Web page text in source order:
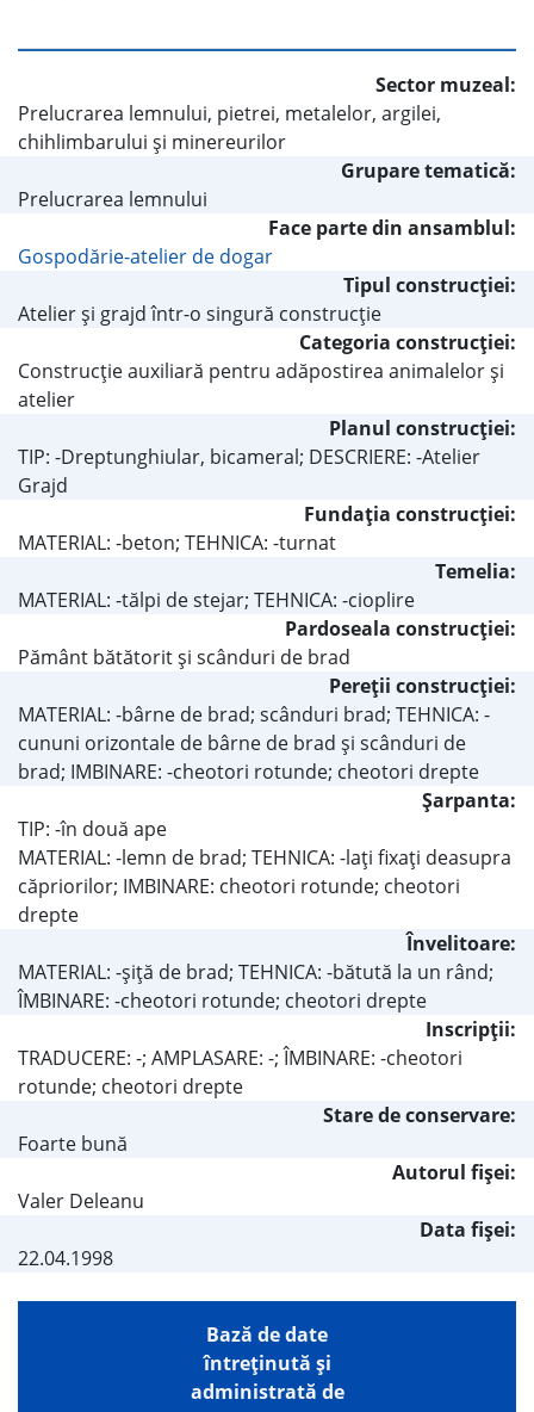
Sector muzeal:
Prelucrarea lemnului, pietrei, metalelor, argilei,
chihlimbarului şi minereurilor
Grupare tematică:
Prelucrarea lemnului
Face parte din ansamblul:
Gospodărie-atelier de dogar
Tipul construcţiei:
Atelier şi grajd într-o singură construcţie
Categoria construcţiei:
Construcţie auxiliară pentru adăpostirea animalelor şi
atelier
Planul construcţiei:
TIP: -Dreptunghiular, bicameral; DESCRIERE: -Atelier
Grajd
Fundaţia construcţiei:
MATERIAL: -beton; TEHNICA: -turnat
Temelia:
MATERIAL: -tălpi de stejar; TEHNICA: -cioplire
Pardoseala construcţiei:
Pământ bătătorit şi scânduri de brad
Pereţii construcţiei:
MATERIAL: -bârne de brad; scânduri brad; TEHNICA: -
cununi orizontale de bârne de brad şi scânduri de
brad; IMBINARE: -cheotori rotunde; cheotori drepte
Şarpanta:
TIP: -în două ape
MATERIAL: -lemn de brad; TEHNICA: -laţi fixaţi deasupra
căpriorilor; IMBINARE: cheotori rotunde; cheotori
drepte
Învelitoare:
MATERIAL: -şiţă de brad; TEHNICA: -bătută la un rând;
ÎMBINARE: -cheotori rotunde; cheotori drepte
Inscripţii:
TRADUCERE: -; AMPLASARE: -; ÎMBINARE: -cheotori
rotunde; cheotori drepte
Stare de conservare:
Foarte bună
Autorul fişei:
Valer Deleanu
Data fișei:
22.04.1998
Bază de date
întreţinută şi
administrată de